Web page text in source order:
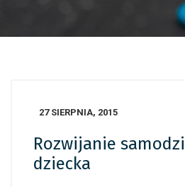
27 SIERPNIA, 2015
Rozwijanie
dziecka